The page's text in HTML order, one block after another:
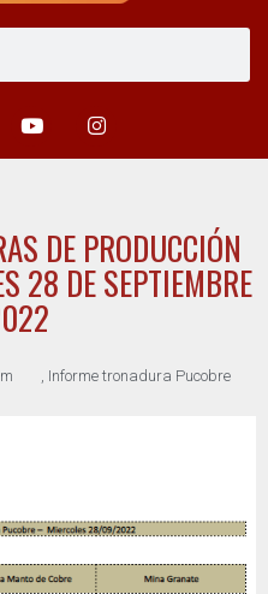
DE PRODUCCIÓN
28 DE SEPTIEMBRE
Informe tronadura Pucobre